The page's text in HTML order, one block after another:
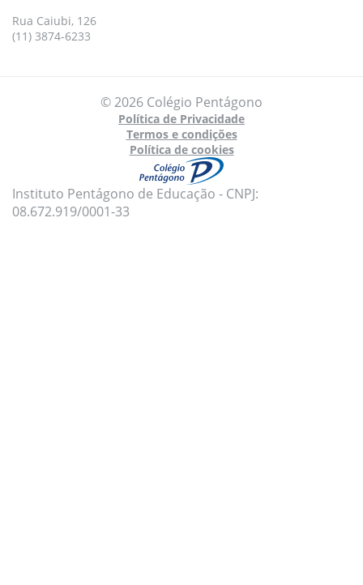
Rua Caiubi, 126
(11) 3874-6233
© 2026 Colégio Pentágono
Política de Privacidade
Termos e condições
Política de cookies
Instituto Pentágono de Educação - CNPJ:
08.672.919/0001-33